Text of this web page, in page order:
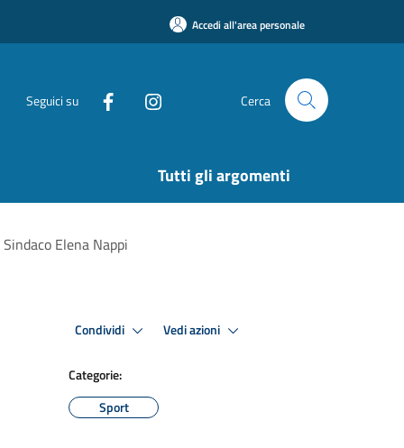
Accedi all'area personale
Seguici su Cerca
Tutti gli argomenti
Elena Nappi
Condividi Vedi azioni
Categorie:
Sport